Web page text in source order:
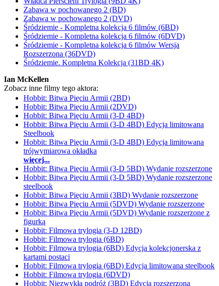
Zabawa w pochowanego 2 (BD)
Zabawa w pochowanego 2 (DVD)
Śródziemie - Kompletna kolekcja 6 filmów (6BD)
Śródziemie - Kompletna kolekcja 6 filmów (6DVD)
Śródziemie - Kompletna kolekcja 6 filmów Wersja
Rozszerzona (36DVD)
Śródziemie. Kompletna Kolekcja (31BD 4K)
Ian McKellen
Zobacz inne filmy tego aktora:
Hobbit: Bitwa Pięciu Armii (2BD)
Hobbit: Bitwa Pięciu Armii (2DVD)
Hobbit: Bitwa Pięciu Armii (3-D 4BD)
Hobbit: Bitwa Pięciu Armii (3-D 4BD) Edycja limitowana
Steelbook
Hobbit: Bitwa Pięciu Armii (3-D 4BD) Edycja limitowana
trójwymiarowa okładka
więcej...
Hobbit: Bitwa Pięciu Armii (3-D 5BD) Wydanie rozszerzone
Hobbit: Bitwa Pięciu Armii (3-D 5BD) Wydanie rozszerzone
steelbook
Hobbit: Bitwa Pięciu Armii (3BD) Wydanie rozszerzone
Hobbit: Bitwa Pięciu Armii (5DVD) Wydanie rozszerzone
Hobbit: Bitwa Pięciu Armii (5DVD) Wydanie rozszerzone z
figurką
Hobbit: Filmowa trylogia (3-D 12BD)
Hobbit: Filmowa trylogia (6BD)
Hobbit: Filmowa trylogia (6BD) Edycja kolekcjonerska z
kartami postaci
Hobbit: Filmowa trylogia (6BD) Edycja limitowana steelbook
Hobbit: Filmowa trylogia (6DVD)
Hobbit: Niezwykła podróż (3BD) Edycja rozszerzona